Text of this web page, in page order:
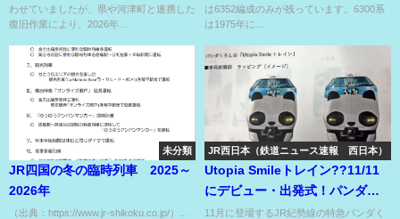
わせていましたが、県や河津町と連携した
復旧作業により、2026年...
は6352編成のみが残っています。6300系
は1975年に...
未分類
JR四国の冬の臨時列車 2025～
2026年
（出典：https://www.jr-shikoku.co.jp/）...
JR西日本（鉄道ニュース速報 西日本）
Utopia Smileトレイン??11/11
にデビュー・出発式！パンダロ
ス後もパンダ??
11月に登場するJR紀勢線の特急パンダく